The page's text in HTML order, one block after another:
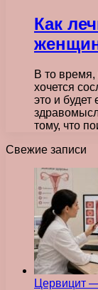
Как
В то время,
хочется
это и
тому, что
Свежие записи
Цервицит